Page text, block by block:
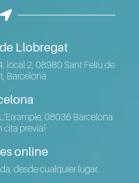
Llobregat
local 2, 08980 Sant Feliu de
Barcelona
08036 Barcelona
cita previa)
online
desde cualquier lugar.